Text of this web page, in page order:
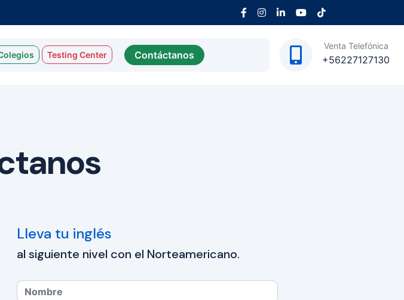
Testing Center Contáctanos
Venta Telefónica
+56227127130
Lleva tu inglés
al siguiente nivel con el Norteamericano.